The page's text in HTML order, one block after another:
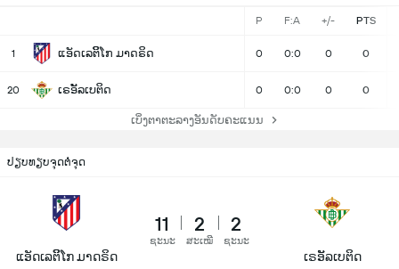
P F:A +/- PTS
1 ແອັດເລຕິິໂກ ມາດຣິດ 0 0:0 0 0
20 ເຣອັັລເບຕິດ 0 0:0 0 0
ເບິ່ງຕາຕະລາງອັນດັບຄະແນນ
ປຽບທຽບຈຸດຕໍ່ຈຸດ
ແອັດເລຕິິໂກ ມາດຣິດ
11
ຊະນະ
2
ສະເໝີ
2
ຊະນະ
ເຣອັັລເບຕິດ